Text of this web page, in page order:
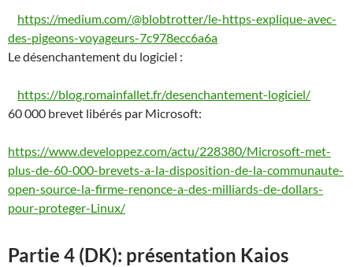
https://medium.com/@blobtrotter/le-https-explique-avec-
des-pigeons-voyageurs-7c978ecc6a6a
Le désenchantement du logiciel :
https://blog.romainfallet.fr/desenchantement-logiciel/
60 000 brevet libérés par Microsoft:
https://www.developpez.com/actu/228380/Microsoft-met-
plus-de-60-000-brevets-a-la-disposition-de-la-communaute-
open-source-la-firme-renonce-a-des-milliards-de-dollars-
pour-proteger-Linux/
Partie 4 (DK): présentation Kaios